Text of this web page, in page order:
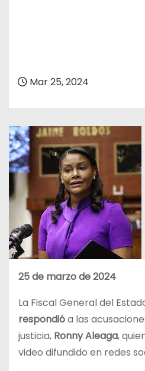
Mar 25, 2024
25 de marzo de 2024
La Fiscal General del
respondióa las
justicia, Ronny Aleaga,
video difundido en redes